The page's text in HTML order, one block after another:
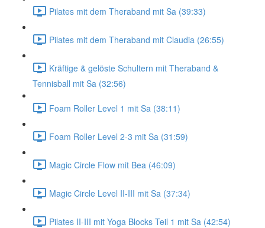
Pilates mit dem Theraband mit Sa (39:33)
Pilates mit dem Theraband mit Claudia (26:55)
Kräftige & gelöste Schultern mit Theraband &
Tennisball mit Sa (32:56)
Foam Roller Level 1 mit Sa (38:11)
Foam Roller Level 2-3 mit Sa (31:59)
Magic Circle Flow mit Bea (46:09)
Magic Circle Level II-III mit Sa (37:34)
Pilates II-III mit Yoga Blocks Teil 1 mit Sa (42:54)